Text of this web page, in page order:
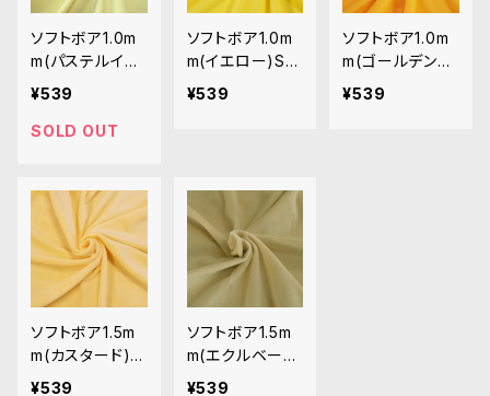
ソフトボア1.0m
m(パステルイエ
ロー)SSB122
毛ボア生地 20c
¥539
SOLD OUT
ソフトボア1.0m
m(イエロー)SS
B023 ぬいぐる
¥539
ソフトボア1.0m
m(ゴールデンイ
エロー)SSB135
¥539
ソフトボア1.5m
m(カスタード)S
B037ぬいぐる
¥539
ソフトボア1.5m
m(エクルベージ
ュ)SB041 ぬい
¥539